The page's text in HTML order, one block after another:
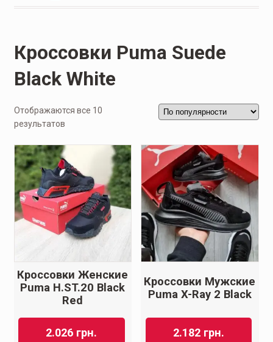
Кроссовки Puma Suede
Black White
Отображаются все 10
результатов
Кроссовки Женские
Puma H.ST.20 Black
Red
2.026 грн.
Кроссовки Мужские
Puma X-Ray 2 Black
2.182 грн.